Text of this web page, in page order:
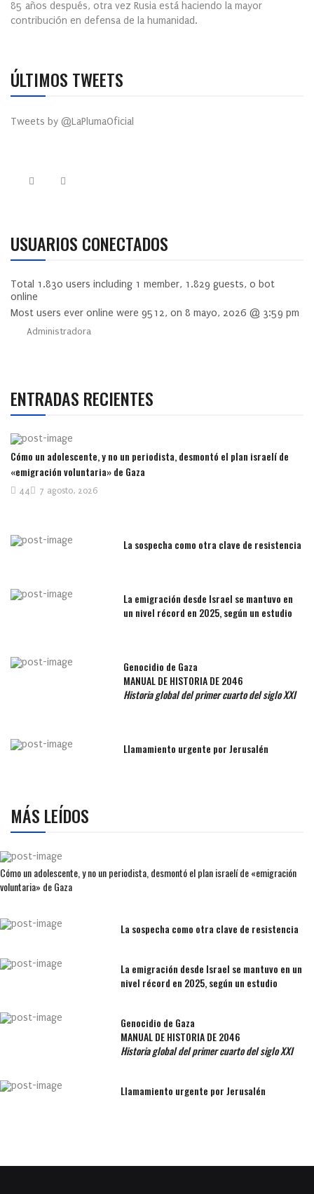
85 años después, otra vez Rusia está haciendo la mayor
contribución en defensa de la humanidad.
ÚLTIMOS TWEETS
Tweets by @LaPlumaOficial
USUARIOS CONECTADOS
Total 1.830 users including 1 member, 1.829 guests, 0 bot
online
Most users ever online were 9512, on 8 mayo, 2026 @ 3:59 pm
Administradora
ENTRADAS RECIENTES
Cómo un adolescente, y no un periodista, desmontó el plan israelí de
«emigración voluntaria» de Gaza
7 agosto, 2026
44
La sospecha como otra clave de resistencia
La emigración desde Israel se mantuvo en
un nivel récord en 2025, según un estudio
Genocidio de Gaza
MANUAL DE HISTORIA DE 2046
Historia global del primer cuarto del siglo XXI
Llamamiento urgente por Jerusalén
MÁS LEÍDOS
Cómo un adolescente, y no un periodista, desmontó el plan israelí de «emigración
voluntaria» de Gaza
La sospecha como otra clave de resistencia
La emigración desde Israel se mantuvo en un
nivel récord en 2025, según un estudio
Genocidio de Gaza
MANUAL DE HISTORIA DE 2046
Historia global del primer cuarto del siglo XXI
Llamamiento urgente por Jerusalén